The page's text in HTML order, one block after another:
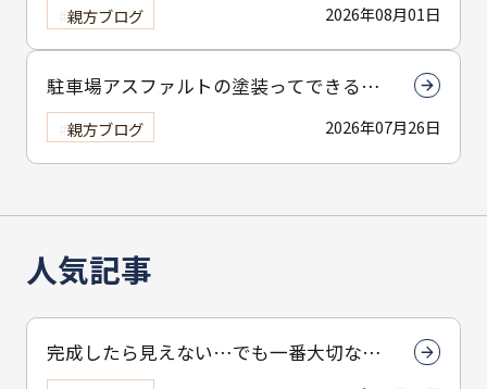
2026年08月01日
親方ブログ
駐車場アスファルトの塗装ってできる
の？
2026年07月26日
親方ブログ
人気記事
完成したら見えない…でも一番大切なん
は下塗りです